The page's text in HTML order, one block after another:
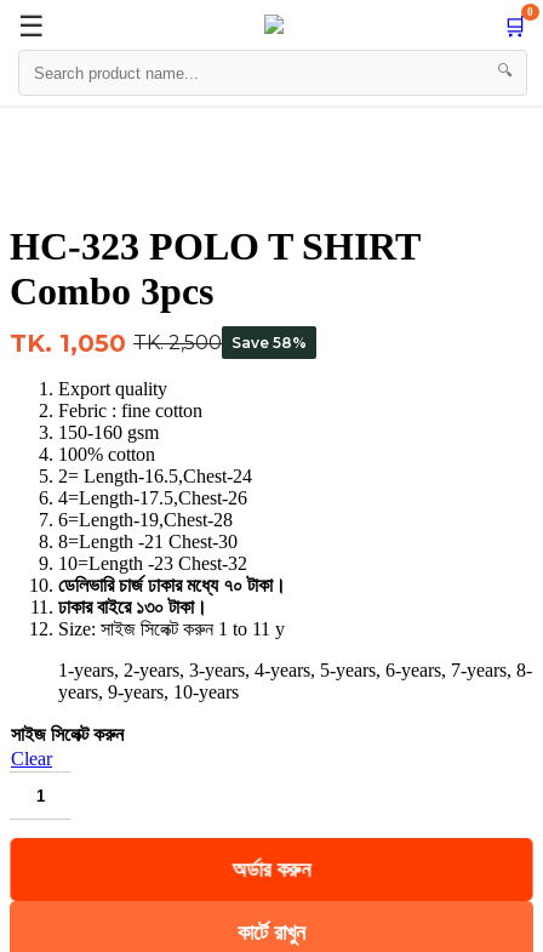
☰ 🛒
0
🔍
☰
HC-323 POLO T SHIRT
Combo 3pcs
TK. 1,050 TK. 2,500 Save 58%
Export quality
Febric : fine cotton
150-160 gsm
100% cotton
2= Length-16.5,Chest-24
4=Length-17.5,Chest-26
6=Length-19,Chest-28
8=Length -21 Chest-30
10=Length -23 Chest-32
ডেলিভারি চার্জ ঢাকার মধ্যে ৭০ টাকা।
ঢাকার বাইরে ১৩০ টাকা।
Size: সাইজ সিলেক্ট করুন 1 to 11 y
1-years, 2-years, 3-years, 4-years, 5-years, 6-years, 7-years, 8-
years, 9-years, 10-years
সাইজ সিলেক্ট করুন
Clear
HC-
323
POLO
SHIRT
কার্টে রাখুন
অর্ডার করুন